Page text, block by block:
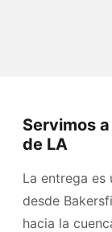
Servimos
de LA
La entrega
desde
hacia la